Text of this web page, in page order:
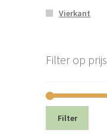
Vierkant
Filter op prijs
Filter